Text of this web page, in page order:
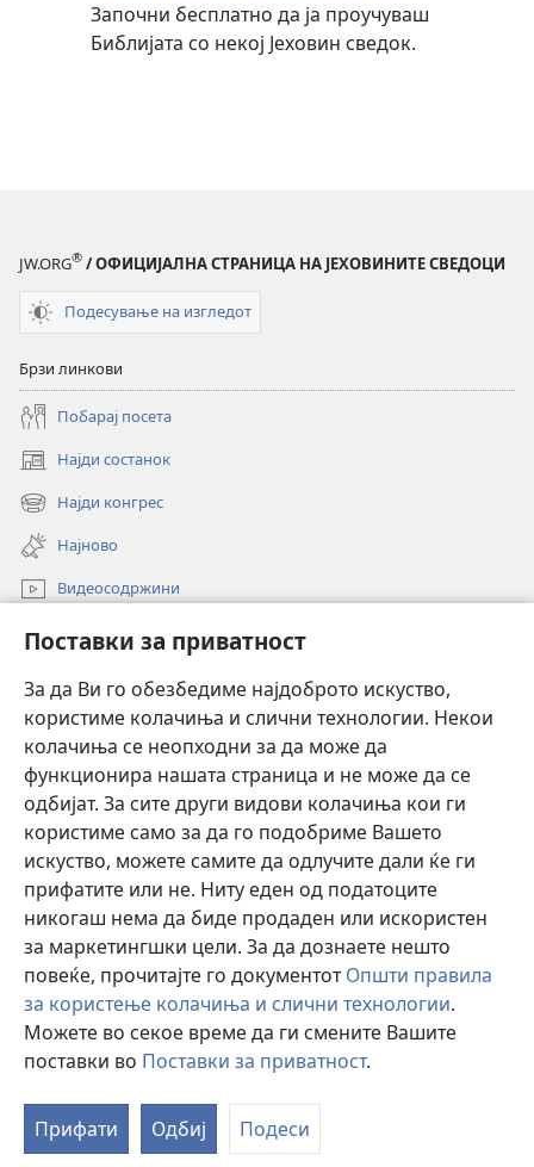
Поставки за приватност
За да Ви го обезбедиме најдоброто искуство,
користиме колачиња и слични технологии. Некои
колачиња се неопходни за да може да
функционира нашата страница и не може да се
одбијат. За сите други видови колачиња кои ги
користиме само за да го подобриме Вашето
искуство, можете самите да одлучите дали ќе ги
прифатите или не. Ниту еден од податоците
никогаш нема да биде продаден или искористен
за маркетингшки цели. За да дознаете нешто
повеќе, прочитајте го документотОпшти правила
за користење колачиња и слични технологии.
Можете во секое време да ги смените Вашите
поставки во Поставки за приватност.
Прифати Одбиј Подеси
Започни бесплатно да ја проучуваш
Библијата со некој Јеховин сведок.
JW.ORG® / ОФИЦИЈАЛНА СТРАНИЦА НА ЈЕХОВИНИТЕ СВЕДОЦИ
Подесување на изгледот
Брзи линкови
Побарај посета
Најди состанок
(opens
new
window)
Најди конгрес
(opens
new
window)
Најново
Видеосодржини
(opens
new
window)ОНЛАЈН БИБЛИОТЕКА Watchtower™
(opens
new
window)JW Hub
(opens
new
window)Watchtower Library
Copyright© 2026 Watch Tower Bible and Tract Society of Pennsylvania.
УСЛОВИ ЗА КОРИСТЕЊЕ | ПРИВАТНОСТ|
ПРИВАТНОСТ